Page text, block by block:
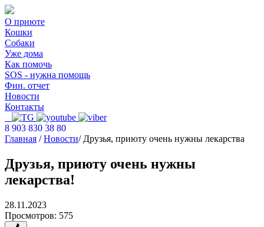
О приюте
Кошки
Собаки
Уже дома
Как помочь
SOS - нужна помощь
Фин. отчет
Новости
Контакты
8 903 830 38 80
Главная / Новости/Друзья, приюту очень нужны лекарства
Друзья, приюту очень нужны
лекарства!
28.11.2023
Просмотров: 575